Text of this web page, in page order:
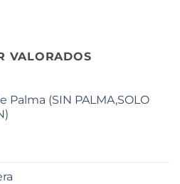
VALORADOS
Palma (SIN PALMA,SOLO